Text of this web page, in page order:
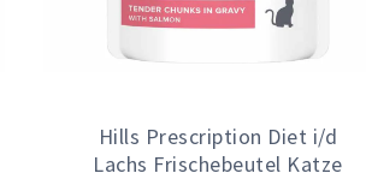
Hills Prescription Diet i/d
Lachs Frischebeutel Katze